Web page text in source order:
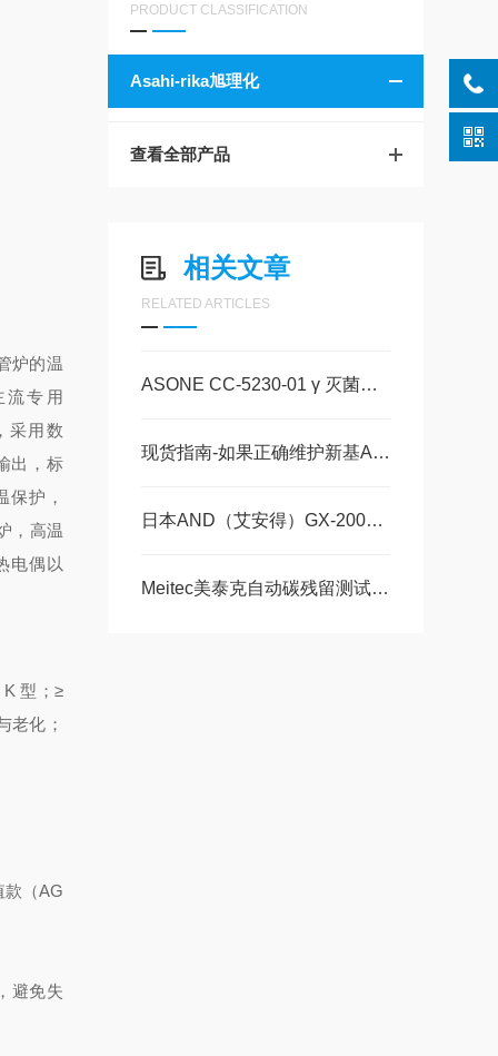
PRODUCT CLASSIFICATION
Asahi-rika旭理化
查看全部产品
相关文章
RELATED ARTICLES
ASONE CC-5230-01 γ 灭菌离心管15mL 尖底深圳玉崎科学仪器日本原装现货
现货指南-如果正确维护新基AR-100脱泡搅拌机
日本AND（艾安得）GX-2002A精密电子天平的工作原理
Meitec美泰克自动碳残留测试仪ACR-2B的工作原理与技术解析
炉的温
流专用
采用数
出，标
保护，
，高温
电偶以
型；≥
老化；
款（AG
避免失